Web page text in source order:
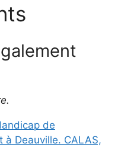
de
à Deauville. CALAS,